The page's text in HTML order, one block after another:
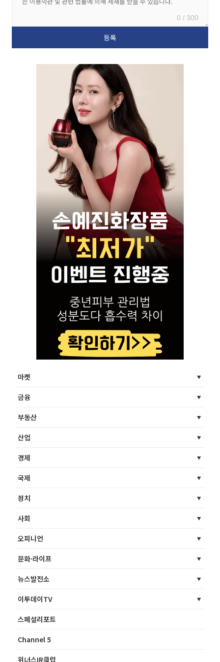
0 / 300
마켓
금융
부동산
산업
경제
국제
정치
사회
오피니언
문화·라이프
뉴스발전소
이투데이TV
스페셜리포트
Channel 5
위너스IR클럽